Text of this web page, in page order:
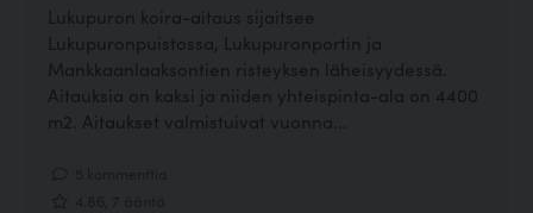
Lukupuron koira-aitaus sijaitsee
Lukupuronpuistossa, Lukupuronportin ja
Mankkaanlaaksontien risteyksen läheisyydessä.
Aitauksia on kaksi ja niiden yhteispinta-ala on 4400
m2. Aitaukset valmistuivat vuonna...